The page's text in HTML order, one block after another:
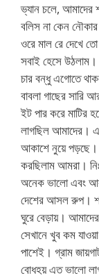
ভ্যান চলে, আমাদের
বলিস না কেন
ওরে মাল রে দেখে
সবাই হেসে
চার বন্ধু এগোতে
বাবলা গাছের সারি
ইট পার করে মাটির
লাগছিল আমাদের।
আকাশে নুয়ে পড়ছে।
করছিলাম আমরা।
অনেক ভালো এবং
দেশের আসল রুপ।
ঘুরে বেড়ায়।
সেখানে খুব কম
পাশেই। গ্রাম
বোধহয় এত ভালো